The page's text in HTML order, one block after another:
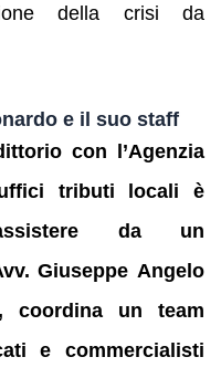
della crisi da
e il suo staff
con l’Agenzia
tributi locali è
da un
Giuseppe Angelo
coordina un team
e commercialisti